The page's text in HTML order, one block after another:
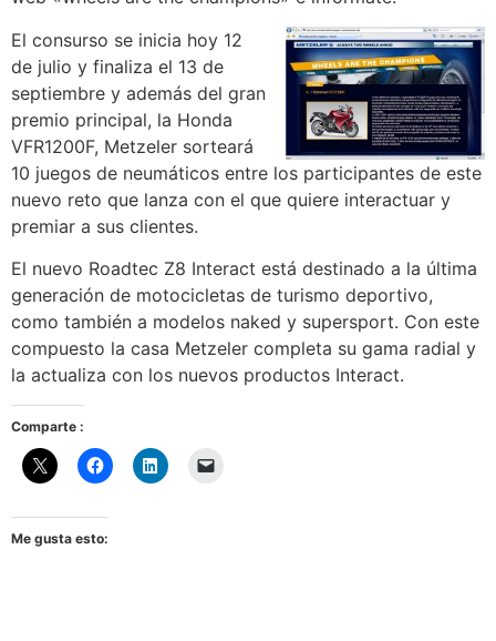
El consurso se inicia hoy 12
de julio y finaliza el 13 de
septiembre y además del gran
premio principal, la Honda
VFR1200F, Metzeler sorteará
10 juegos de neumáticos entre los participantes de este
nuevo reto que lanza con el que quiere interactuar y
premiar a sus clientes.
El nuevo Roadtec Z8 Interact está destinado a la última
generación de motocicletas de turismo deportivo,
como también a modelos naked y supersport. Con este
compuesto la casa Metzeler completa su gama radial y
la actualiza con los nuevos productos Interact.
Comparte :
Me gusta esto: